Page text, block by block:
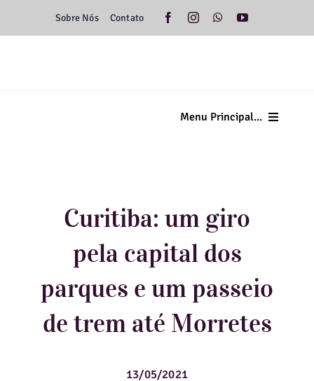
Sobre Nós Contato
Menu Principal...
Curitiba: um giro
pela capital dos
parques e um passeio
de trem até Morretes
13/05/2021